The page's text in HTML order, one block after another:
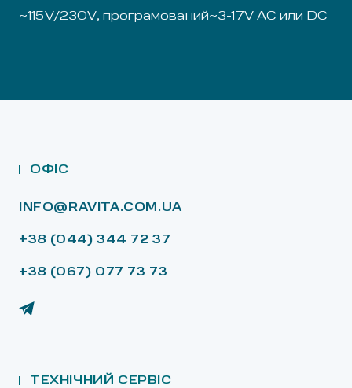
~115V/230V, програмований~3-17V АС или DC
ОФІС
INFO@RAVITA.COM.UA
+38 (044) 344 72 37
+38 (067) 077 73 73
ТЕХНІЧНИЙ СЕРВІС